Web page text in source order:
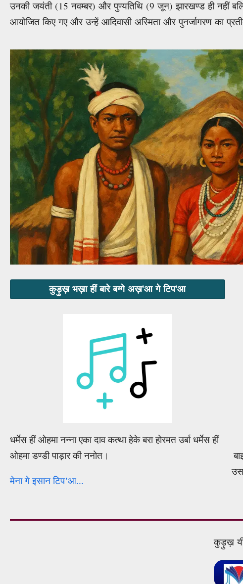
उनकी जयंती (15 नवम्बर) और पुण्यतिथि (9 जून) झारखण्ड ही नहीं
आयोजित किए गए और उन्हें आदिवासी अस्मिता और पुनर्जागरण का
कुड़ुख़ भख़ा हीं बारे बग्गे अख़'आ गे टिप'आ
धर्मेस हीं ओहमा नन्ना एका दाव कत्था हेके बरा होरमत उर्बा धर्मेस हीं
ओहमा डण्डी पाड़ार की ननोत।
मेना गे इसान टिप’आ...
कुड़ुख़